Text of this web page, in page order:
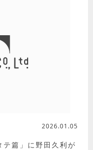
テ篇」に野田久利が
2026.01.05